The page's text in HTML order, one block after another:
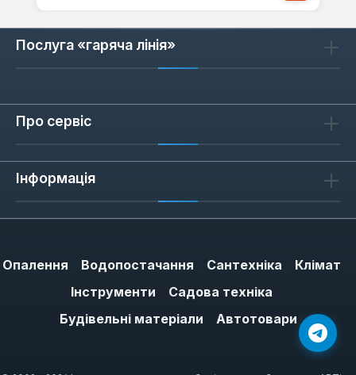
Послуга «гаряча лінія»
Про сервіс
Інформація
Опалення Водопостачання Сантехніка
Клімат
Інструменти
Садова техніка
Будівельні матеріали
Автотовари